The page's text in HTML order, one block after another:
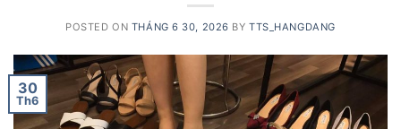
POSTED ON THÁNG 6 30, 2026 BYTTS_HANGDANG
30
Th6